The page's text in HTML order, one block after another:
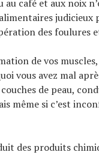
café et aux noix
judicieux
des foulures
de vos
vous avez mal
de peau,
même si c’est
des produits